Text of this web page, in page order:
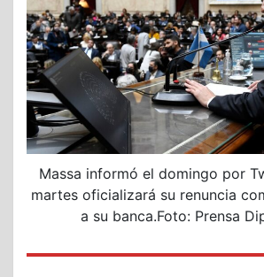
Massa informó el domingo por
martes oficializará su renuncia
a su banca.Foto: Prensa